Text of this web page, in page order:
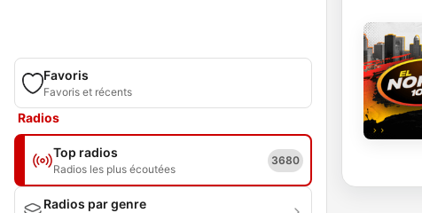
Favoris
Favoris et récents
Radios
Top radios
Radios les plus écoutées
3680
Radios par genre